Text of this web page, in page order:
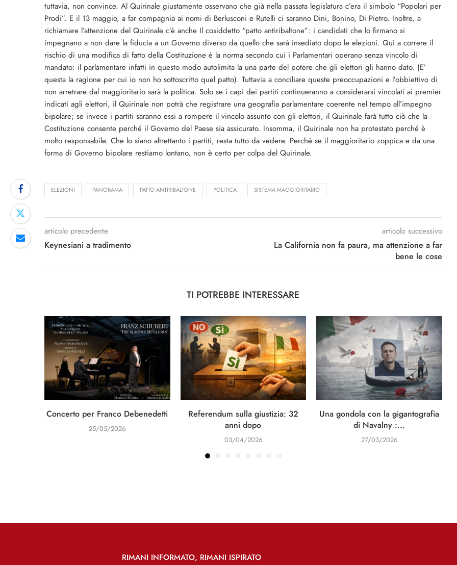
tuttavia, non convince. Al Quirinale giustamente osservano che già nella passata legislatura c’era il simbolo “Popolari per
Prodi”. E il 13 maggio, a far compagnia ai nomi di Berlusconi e Rutelli ci saranno Dini, Bonino, Di Pietro. Inoltre, a
richiamare l’attenzione del Quirinale c’è anche Il cosiddetto “patto antiribaltone”: i candidati che lo firmano si
impegnano a non dare la fiducia a un Governo diverso da quello che sarà insediato dopo le elezioni. Qui a correre il
rischio di una modifica di fatto della Costituzione è la norma secondo cui i Parlamentari operano senza vincolo di
mandato: il parlamentare infatti in questo modo autolimita la una parte del potere che gli elettori gli hanno dato. (E’
questa la ragione per cui io non ho sottoscritto quel patto). Tuttavia a conciliare queste preoccupazioni e l’obbiettivo di
non arretrare dal maggioritario sarà la politica. Solo se i capi dei partiti continueranno a considerarsi vincolati ai premier
indicati agli elettori, il Quirinale non potrà che registrare una geografia parlamentare coerente nel tempo all’impegno
bipolare; se invece i partiti saranno essi a rompere il vincolo assunto con gli elettori, il Quirinale farà tutto ciò che la
Costituzione consente perché il Governo del Paese sia assicurato. Insomma, il Quirinale non ha protestato perché è
molto responsabile. Che lo siano altrettanto i partiti, resta tutto da vedere. Perché se il maggioritario zoppica e da una
forma di Governo bipolare restiamo lontano, non è certo per colpa del Quirinale.
ELEZIONI PANORAMA PATTO ANTIRIBALTONE POLITICA SISTEMA MAGGIORITARIO
articolo precedente
Keynesiani a tradimento
articolo successivo
La California non fa paura, ma attenzione a far
bene le cose
TI POTREBBE INTERESSARE
Concerto per Franco Debenedetti
25/05/2026
Referendum sulla giustizia: 32
anni dopo
03/04/2026
Una gondola con la gigantografia
di Navalny :...
27/03/2026
RIMANI INFORMATO, RIMANI ISPIRATO